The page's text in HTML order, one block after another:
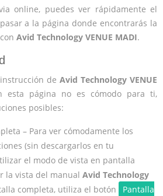
online, puedes ver rápidamente el
a la página donde encontrarás la
Avid Technology VENUE MADI.
instrucción deAvid Technology VENUE
esta página no es cómodo para ti,
posibles:
– Para ver cómodamente los
(sin descargarlos en tu
el modo de vista en pantalla
la vista del manual Avid Technology
completa, utiliza el botón
Pantalla